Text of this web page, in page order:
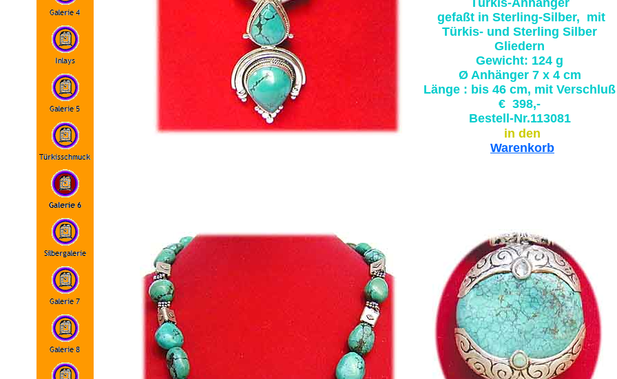
Türkis-Anhänger
gefaßt in Sterling-Silber, mit
Türkis- und Sterling Silber
Gliedern
Gewicht: 124 g
Ø Anhänger 7 x 4 cm
Länge : bis 46 cm, mit Verschluß
€ 398,-
Bestell-Nr.113081
in den
Warenkorb